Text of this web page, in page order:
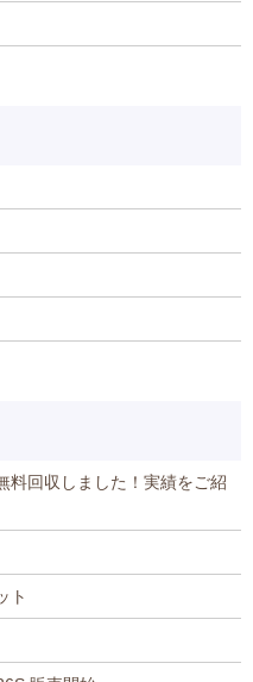
料回収しました！実績をご紹
ト